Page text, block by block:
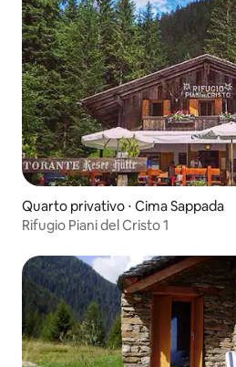
Quarto privativo ⋅ Cima Sappada
Rifugio Piani del Cristo 1